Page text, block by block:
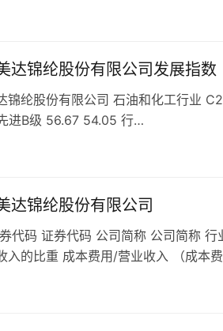
达锦纶股份有限公司发展指数
锦纶股份有限公司 石油和化工行业
进B级 56.67 54.05 行…
达锦纶股份有限公司
代码 证券代码 公司简称 公司简称
入的比重 成本费用/营业收入 （成本